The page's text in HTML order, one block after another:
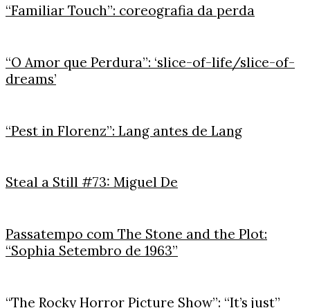
“Familiar Touch”: coreografia da perda
“O Amor que Perdura”: ‘slice-of-life/slice-of-
dreams’
“Pest in Florenz”: Lang antes de Lang
Steal a Still #73: Miguel De
Passatempo com The Stone and the Plot:
“Sophia Setembro de 1963”
“The Rocky Horror Picture Show”: “It’s just”